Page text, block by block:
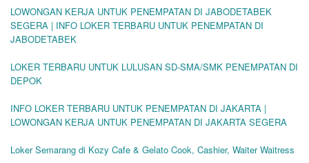
LOWONGAN KERJA UNTUK PENEMPATAN DI JABODETABEK
SEGERA | INFO LOKER TERBARU UNTUK PENEMPATAN DI
JABODETABEK
LOKER TERBARU UNTUK LULUSAN SD-SMA/SMK PENEMPATAN DI
DEPOK
INFO LOKER TERBARU UNTUK PENEMPATAN DI JAKARTA |
LOWONGAN KERJA UNTUK PENEMPATAN DI JAKARTA SEGERA
Loker Semarang di Kozy Cafe & Gelato Cook, Cashier, Waiter Waitress